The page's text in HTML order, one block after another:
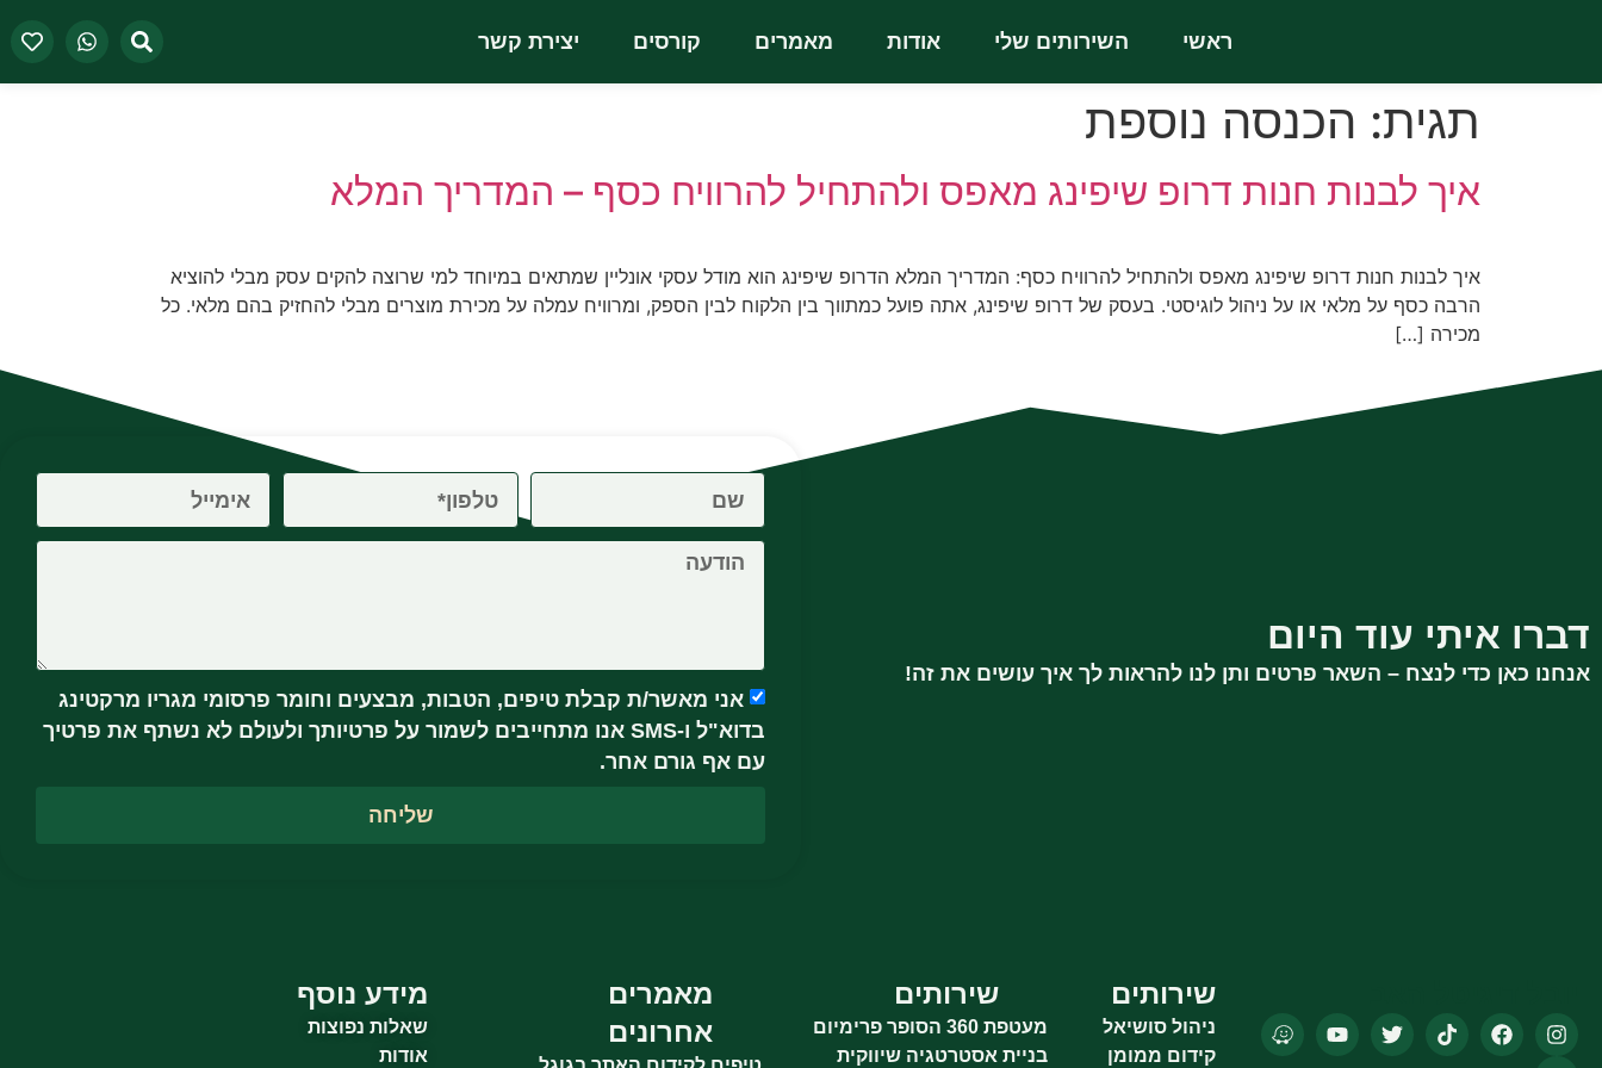
ראשי השירותים שלי אודות מאמרים קורסים יצירת קשר
תגית: הכנסה נוספת
איך לבנות חנות דרופ שיפינג מאפס ולהתחיל להרוויח כסף – המדריך המלא
איך לבנות חנות דרופ שיפינג מאפס ולהתחיל להרוויח כסף: המדריך המלא הדרופ שיפינג הוא מודל עסקי אונליין שמתאים במיוחד למי שרוצה להקים עסק מבלי להוציא
הרבה כסף על מלאי או על ניהול לוגיסטי. בעסק של דרופ שיפינג, אתה פועל כמתווך בין הלקוח לבין הספק, ומרוויח עמלה על מכירת מוצרים מבלי להחזיק בהם מלאי. כל
מכירה […]
דברו איתי עוד היום
אנחנו כאן כדי לנצח – השאר פרטים ותן לנו להראות לך איך עושים את זה!
אני מאשר/ת קבלת טיפים, הטבות, מבצעים וחומר פרסומי מגריו מרקטינג
בדוא"ל ו-SMS אנו מתחייבים לשמור על פרטיותך ולעולם לא נשתף את פרטיך
עם אף גורם אחר.
שליחה
שירותים
ניהול סושיאל
קידום ממומן
שירותים
מעטפת 360 הסופר פרימיום
בניית אסטרטגיה שיווקית ​
מאמרים
אחרונים
מידע נוסף
שאלות נפוצות
אודות